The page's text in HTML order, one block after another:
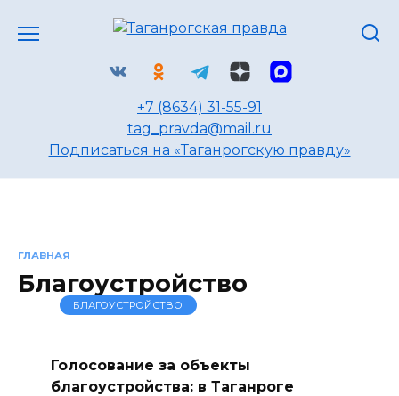
+7 (8634) 31-55-91
tag_pravda@mail.ru
Подписаться на «Таганрогскую правду»
ГЛАВНАЯ
Благоустройство
БЛАГОУСТРОЙСТВО
Голосование за объекты
благоустройства: в Таганроге